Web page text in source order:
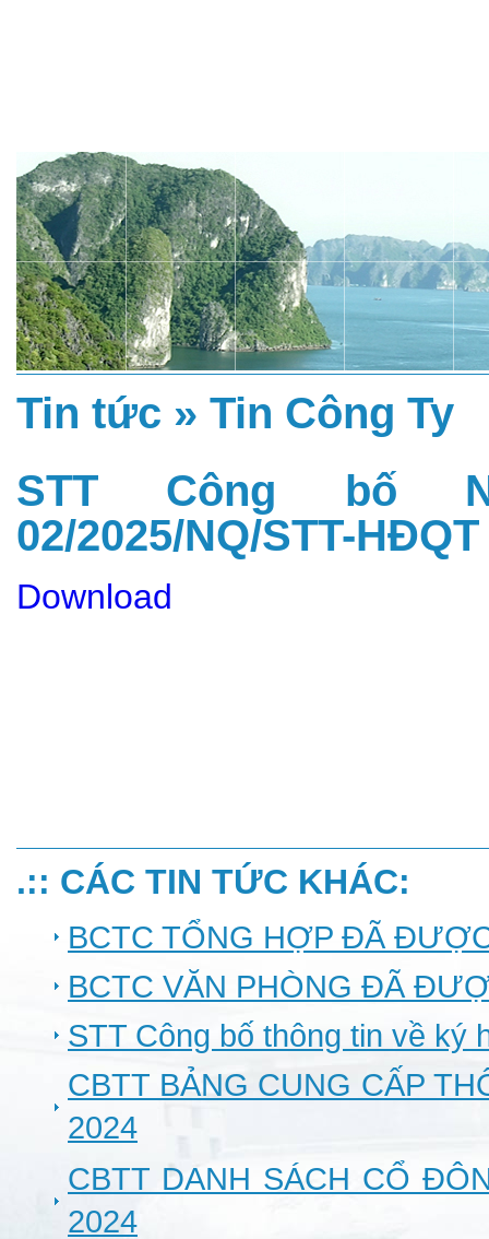
Tin tức » Tin Công Ty
STT Công bố
02/2025/NQ/STT-
Download
.:: CÁC TIN TỨC KHÁC:
BCTC TỔNG HỢP ĐÃ
BCTC VĂN PHÒNG ĐÃ
STT Công bố thông tin về ký
CBTT BẢNG CUNG CẤP
2024
CBTT DANH SÁCH CỔ
2024